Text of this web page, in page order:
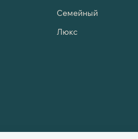
Семейный
Люкс